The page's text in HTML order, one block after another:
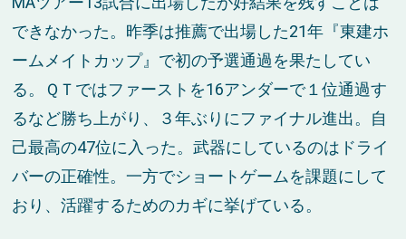
できなかった。昨季は推薦で出場した21年『東建ホ
ームメイトカップ』で初の予選通過を果たしてい
る。ＱＴではファーストを16アンダーで１位通過す
るなど勝ち上がり、３年ぶりにファイナル進出。自
己最高の47位に入った。武器にしているのはドライ
バーの正確性。一方でショートゲームを課題にして
おり、活躍するためのカギに挙げている。